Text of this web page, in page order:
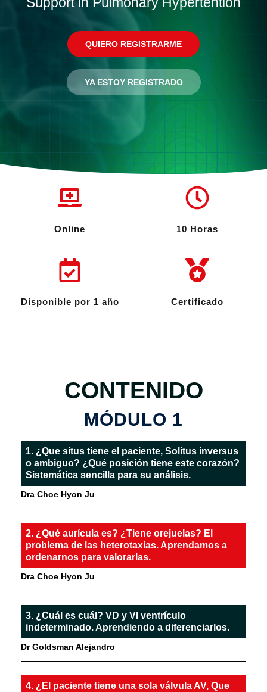
QUIERO REGISTRARME
YA ESTOY REGISTRADO
Online 10 Horas
Disponible por 1 año Certificado
CONTENIDO
MÓDULO 1
1. ¿Que situs tiene el paciente, Solitus inversus
o ambiguo? ¿Qué posición tiene este corazón?
Sistemática sencilla para su análisis.
Dra Choe Hyon Ju
2. ¿Qué aurícula es? ¿Tiene orejuelas? El
problema de las heterotaxias. Aprendamos a
ordenarnos para valorarlas.
Dra Choe Hyon Ju
3. ¿Cuál es cuál? VD y VI ventrículo
indeterminado. Aprendiendo a diferenciarlos.
Dr Goldsman Alejandro
4. ¿El paciente tiene una sola válvula AV, Que